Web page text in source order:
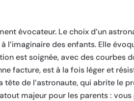
évocateur. Le choix d’un
des enfants. Elle
est soignée, avec des courbes
facture, est à la fois léger et
de l’astronaute, qui abrite le
majeur pour les parents :